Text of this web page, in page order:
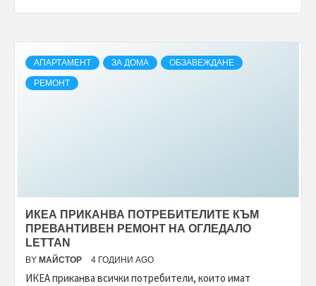
АПАРТАМЕНТ ЗА ДОМА ОБЗАВЕЖДАНЕ
РЕМОНТ
ИКЕА ПРИКАНВА ПОТРЕБИТЕЛИТЕ КЪМ
ПРЕВАНТИВЕН РЕМОНТ НА ОГЛЕДАЛО
LETTAN
BY МАЙСТОР 4 ГОДИНИ AGO
ИКЕА приканва всички потребители, които имат